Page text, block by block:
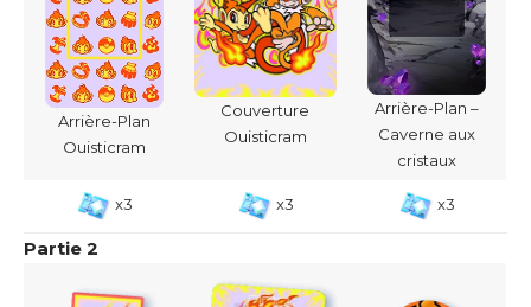
Arrière-Plan
Ouisticram
Couverture
Ouisticram
Arrière-Plan –
Caverne aux
cristaux
x3 x3 x3
Partie 2